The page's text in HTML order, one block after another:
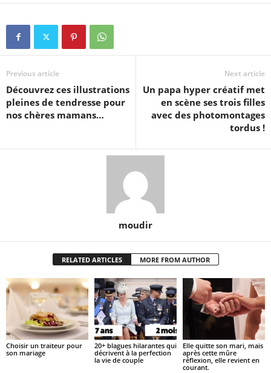
Previous article
Découvrez ces illustrations
pleines de tendresse pour
nos chères mamans…
Next article
Un papa hyper créatif met
en scène ses trois filles
avec des photomontages
tordus !
moudir
RELATED ARTICLES MORE FROM AUTHOR
Choisir un traiteur pour
son mariage
20+ blagues hilarantes qui
décrivent à la perfection
la vie de couple
Elle quitte son mari, mais
après cette mûre
réflexion, elle revient en
courant.